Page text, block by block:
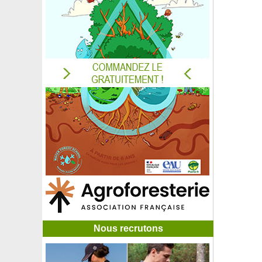
Fusain du Japon à grandes feuilles
Fusain du Japon à petites feuilles
Fusain du Japon à pousses blanches 'Paloma blanca'
Fusain du Japon 'Green Spire'
Fusain rampant
Galé odorant, Piment aquatique, Myrte des marais
Gardenia 'Celestial Star'
Gardenia 'Crown Jewel'
Gardenia jasminoides, Jasmin du Cap
Gardenia 'Kleim's Hardy'
Garrya elliptica
Gattilier
Gaulthérie couchée, Thé des bois
Gaulthérie mucronée à baies rouges
Gaulthérie mucronée baies blanches
Gaulthérie mucronée baies roses
Gaura blanc de Lindheimer
Gaura rose de Lindheimer
Gazon des Mascareignes, Zoysia
Gazon d'Espagne à fleurs blanches
Gazon d'Espagne à fleurs roses
Nous recrutons